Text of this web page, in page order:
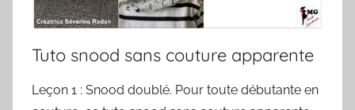
Tuto snood sans couture apparente
Leçon 1 : Snood doublé. Pour toute débutante en